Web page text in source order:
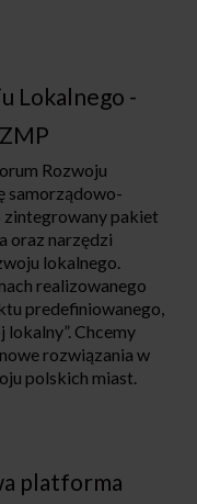
Lokalnego -
Rozwoju
samorządowo-
pakiet
oraz narzędzi
lokalnego.
realizowanego
predefiniowanego,
Chcemy
rozwiązania w
polskich miast.
platforma